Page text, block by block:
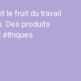
le fruit du travail
Des produits
éthiques